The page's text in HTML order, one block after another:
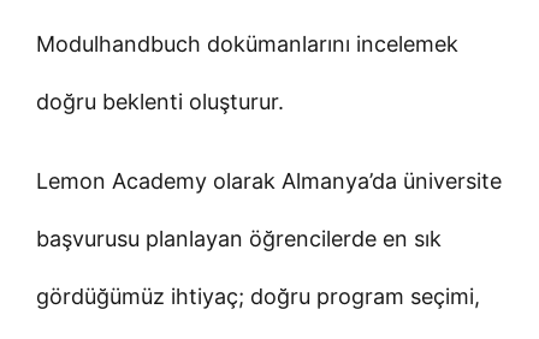
Modulhandbuch dokümanlarını incelemek
doğru beklenti oluşturur.
Lemon Academy olarak Almanya’da üniversite
başvurusu planlayan öğrencilerde en sık
gördüğümüz ihtiyaç; doğru program seçimi,